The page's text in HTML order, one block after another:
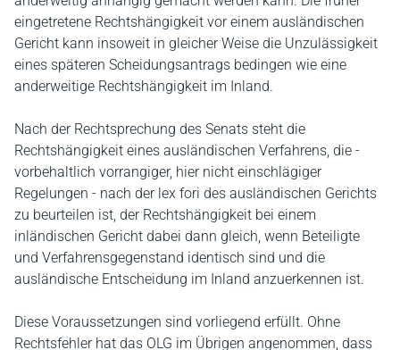
eingetretene Rechtshängigkeit vor einem ausländischen
Gericht kann insoweit in gleicher Weise die Unzulässigkeit
eines späteren Scheidungsantrags bedingen wie eine
anderweitige Rechtshängigkeit im Inland.
Nach der Rechtsprechung des Senats steht die
Rechtshängigkeit eines ausländischen Verfahrens, die -
vorbehaltlich vorrangiger, hier nicht einschlägiger
Regelungen - nach der lex fori des ausländischen Gerichts
zu beurteilen ist, der Rechtshängigkeit bei einem
inländischen Gericht dabei dann gleich, wenn Beteiligte
und Verfahrensgegenstand identisch sind und die
ausländische Entscheidung im Inland anzuerkennen ist.
Diese Voraussetzungen sind vorliegend erfüllt. Ohne
Rechtsfehler hat das OLG im Übrigen angenommen, dass